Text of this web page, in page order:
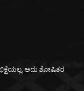
ಅದು ಶೋಷಿತರ